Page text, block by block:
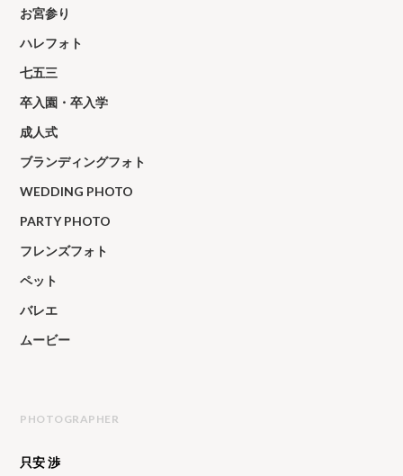
お宮参り
ハレフォト
七五三
卒入園・卒入学
成人式
ブランディングフォト
WEDDING PHOTO
PARTY PHOTO
フレンズフォト
ペット
バレエ
ムービー
PHOTOGRAPHER
只安 渉